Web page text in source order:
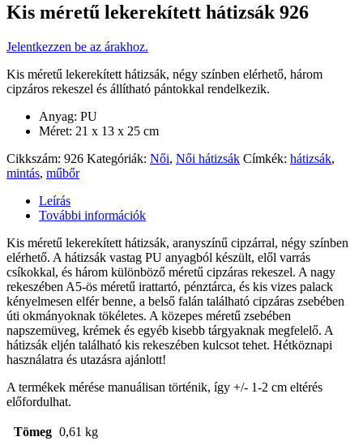
Kis méretű lekerekített hátizsák 926
Jelentkezzen be az árakhoz.
Kis méretű lekerekített hátizsák, négy színben elérhető, három
cipzáros rekeszel és állítható pántokkal rendelkezik.
Anyag: PU
Méret: 21 x 13 x 25 cm
Cikkszám: 926 Kategóriák: Női, Női hátizsák Címkék: hátizsák,
mintás, műbőr
Leírás
További információk
Kis méretű lekerekített hátizsák, aranyszínű cipzárral, négy színben
elérhető. A hátizsák vastag PU anyagból készült, elől varrás
csíkokkal, és három különböző méretű cipzáras rekeszel. A nagy
rekeszében A5-ös méretű irattartó, pénztárca, és kis vizes palack
kényelmesen elfér benne, a belső falán található cipzáras zsebében
úti okmányoknak tökéletes. A közepes méretű zsebében
napszemüveg, krémek és egyéb kisebb tárgyaknak megfelelő. A
hátizsák eljén található kis rekeszében kulcsot tehet. Hétköznapi
használatra és utazásra ajánlott!
A termékek mérése manuálisan történik, így +/- 1-2 cm eltérés
előfordulhat.
Tömeg 0,61 kg